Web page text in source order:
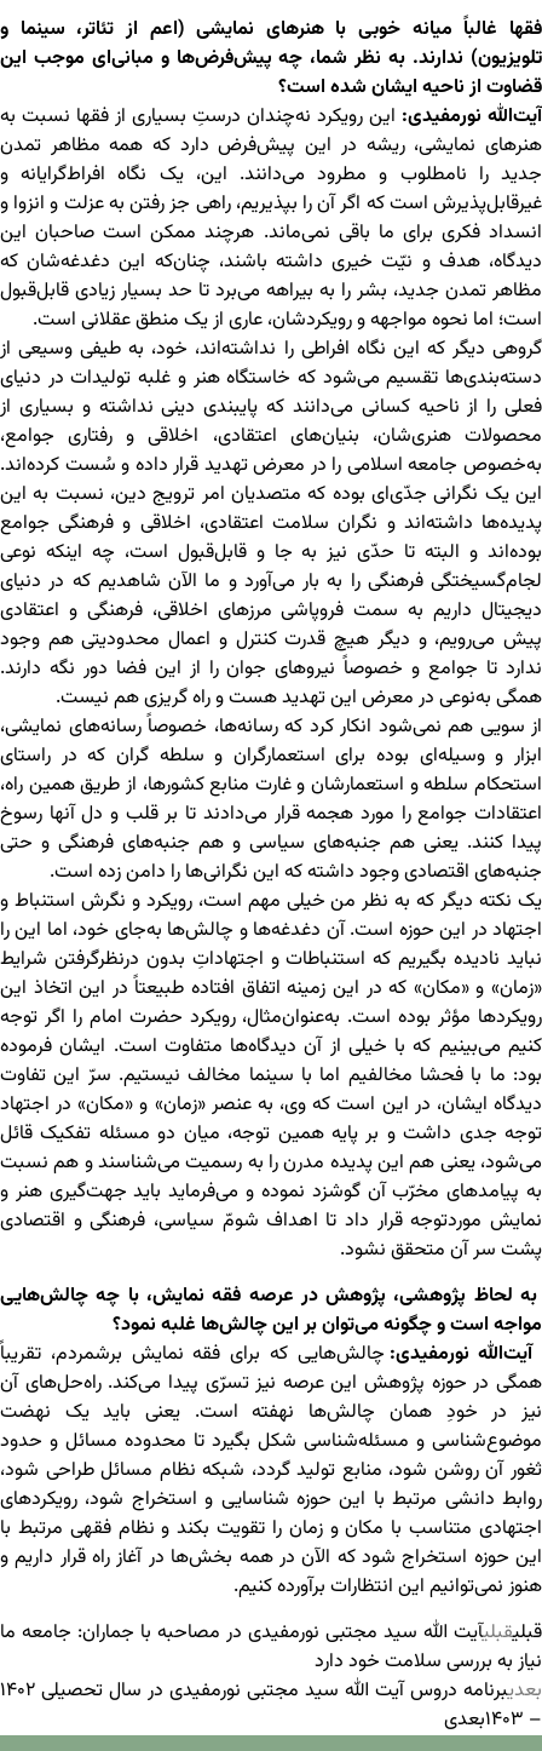
فقها غالباً میانه خوبی با هنرهای نمایشی (اعم از تئاتر، سینما و
تلویزیون) ندارند. به نظر شما، چه پیش‌فرض‌ها و مبانی‌ای موجب این
قضاوت از ناحیه ایشان شده است؟
آیت‌ﷲ نورمفیدی: این رویکرد نه‌چندان درستِ بسیاری از فقها نسبت به
هنرهای نمایشی، ریشه در این پیش‌فرض دارد که همه مظاهر تمدن
جدید را نامطلوب و مطرود می‌دانند. این، یک نگاه افراط‌گرایانه و
غیرقابل‌پذیرش است که اگر آن را بپذیریم، راهی جز رفتن به عزلت و انزوا و
انسداد فکری برای ما باقی نمی‌ماند. هرچند ممکن است صاحبان این
دیدگاه، هدف و نیّت خیری داشته باشند، چنان‌که این دغدغه‌شان که
مظاهر تمدن جدید، بشر را به بیراهه می‌برد تا حد بسیار زیادی قابل‌قبول
است؛ اما نحوه مواجهه و رویکردشان، عاری از یک منطق عقلانی است.
گروهی دیگر که این نگاه افراطی را نداشته‌اند، خود، به طیفی وسیعی از
دسته‌بندی‌ها تقسیم می‌شود که خاستگاه هنر و غلبه تولیدات در دنیای
فعلی را از ناحیه کسانی می‌دانند که پایبندی دینی نداشته‌ و بسیاری از
محصولات هنری‌شان، بنیان‌های اعتقادی، اخلاقی و رفتاری جوامع،
به‌خصوص جامعه اسلامی را در معرض تهدید قرار داده و سُست کرده‌اند.
این یک نگرانی جدّی‌ای بوده که متصدیان امر ترویج دین، نسبت به این
پدیده‌ها داشته‌اند و نگران سلامت اعتقادی، اخلاقی و فرهنگی جوامع
بوده‌اند و البته تا حدّی نیز به جا و قابل‌قبول است، چه اینکه نوعی
لجام‌گسیختگی فرهنگی را به بار می‌آورد و ما الآن شاهدیم که در دنیای
دیجیتال داریم به سمت فروپاشی مرزهای اخلاقی، فرهنگی و اعتقادی
پیش می‌رویم، و دیگر هیچ قدرت کنترل و اعمال محدودیتی هم وجود
ندارد تا جوامع و خصوصاً نیروهای جوان را از این فضا دور نگه دارند.
همگی به‌نوعی در معرض این تهدید هست و راه گریزی هم نیست.
از سویی هم نمی‌شود انکار کرد که رسانه‌ها، خصوصاً رسانه‌های نمایشی،
ابزار و وسیله‌ای بوده برای استعمارگران و سلطه گران که در راستای
استحکام سلطه و استعمارشان و غارت منابع کشورها، از طریق همین راه،
اعتقادات جوامع را مورد هجمه قرار می‌دادند تا بر قلب و دل آنها رسوخ
پیدا کنند. یعنی هم جنبه‌های سیاسی و هم جنبه‌های فرهنگی و حتی
جنبه‌های اقتصادی وجود داشته که این نگرانی‌ها را دامن زده است.
یک نکته دیگر که به نظر من خیلی مهم است، رویکرد و نگرش استنباط و
اجتهاد در این حوزه است. آن دغدغه‌ها و چالش‌ها به‌جای خود، اما این را
نباید نادیده بگیریم که استنباطات و اجتهاداتِ بدون درنظرگرفتن شرایط
«زمان» و «مکان» که در این زمینه اتفاق افتاده طبیعتاً در این اتخاذ این
رویکردها مؤثر بوده است. به‌عنوان‌مثال، رویکرد حضرت امام را اگر توجه
کنیم می‌بینیم که با خیلی از آن دیدگاه‌ها متفاوت است. ایشان فرموده
بود: ما با فحشا مخالفیم اما با سینما مخالف نیستیم. سرّ این تفاوت
دیدگاه ایشان، در این است که وی، به عنصر «زمان» و «مکان» در اجتهاد
توجه جدی داشت و بر پایه همین توجه، میان دو مسئله تفکیک قائل
می‌شود، یعنی هم این پدیده مدرن را به رسمیت می‌شناسند و هم نسبت
به پیامدهای مخرّب آن گوشزد نموده و می‌فرماید باید جهت‌گیری هنر و
نمایش موردتوجه قرار داد تا اهداف شومّ سیاسی، فرهنگی و اقتصادی
پشت سر آن متحقق نشود.
به لحاظ پژوهشی، پژوهش در عرصه فقه نمایش، با چه چالش‌هایی
مواجه است و چگونه می‌توان بر این چالش‌ها غلبه نمود؟
آیت‌ﷲ نورمفیدی: چالش‌هایی که برای فقه نمایش برشمردم، تقریباً
همگی در حوزه پژوهش این عرصه نیز تسرّی پیدا می‌کند. راه‌حل‌های آن
نیز در خودِ همان چالش‌ها نهفته است. یعنی باید یک نهضت
موضوع‌شناسی و مسئله‌شناسی شکل بگیرد تا محدوده مسائل و حدود
ثغور آن روشن شود، منابع تولید گردد، شبکه نظام مسائل طراحی شود،
روابط دانشی مرتبط با این حوزه شناسایی و استخراج شود، رویکردهای
اجتهادی متناسب با مکان و زمان را تقویت بکند و نظام فقهی مرتبط با
این حوزه استخراج شود که الآن در همه بخش‌ها در آغاز راه قرار داریم و
هنوز نمی‌توانیم این انتظارات برآورده کنیم.
قبلیقبلیآیت الله سید مجتبی نورمفیدی در مصاحبه با جماران: جامعه ما
نیاز به بررسی سلامت خود دارد
بعدی
برنامه دروس آیت الله سید مجتبی نورمفیدی در سال تحصیلی ۱۴۰۲
– ۱۴۰۳
بعدی